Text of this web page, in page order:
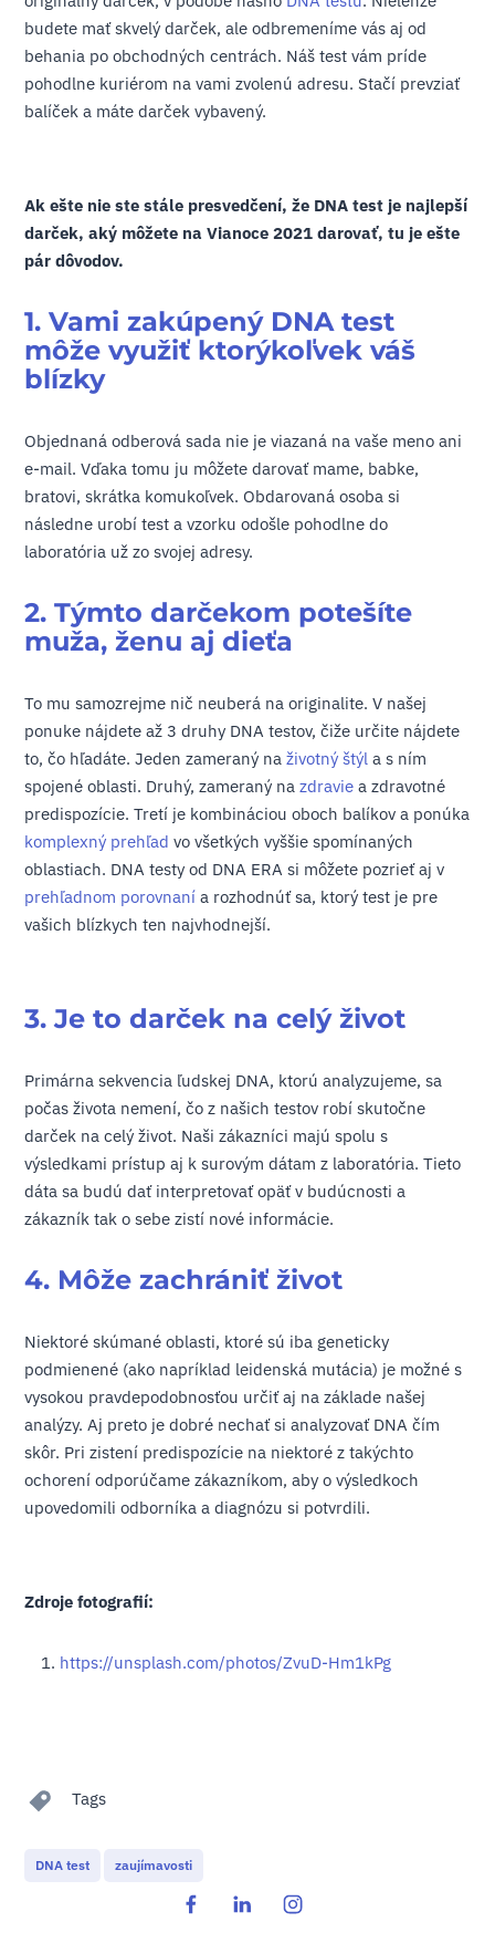
budete mať skvelý darček, ale odbremeníme vás aj od
behania po obchodných centrách. Náš test vám príde
pohodlne kuriérom na vami zvolenú adresu. Stačí prevziať
balíček a máte darček vybavený.
Ak ešte nie ste stále presvedčení, že DNA test je najlepší
darček, aký môžete na Vianoce 2021 darovať, tu je ešte
pár dôvodov.
1. Vami zakúpený DNA test
môže využiť ktorýkoľvek váš
blízky
Objednaná odberová sada nie je viazaná na vaše meno ani
e-mail. Vďaka tomu ju môžete darovať mame, babke,
bratovi, skrátka komukoľvek. Obdarovaná osoba si
následne urobí test a vzorku odošle pohodlne do
laboratória už zo svojej adresy.
2. Týmto darčekom potešíte
muža, ženu aj dieťa
To mu samozrejme nič neuberá na originalite. V našej
ponuke nájdete až 3 druhy DNA testov, čiže určite nájdete
to, čo hľadáte. Jeden zameraný na životný štýl a s ním
spojené oblasti. Druhý, zameraný na zdravie a zdravotné
predispozície. Tretí je kombináciou oboch balíkov a ponúka
komplexný prehľad vo všetkých vyššie spomínaných
oblastiach. DNA testy od DNA ERA si môžete pozrieť aj v
prehľadnom porovnaní a rozhodnúť sa, ktorý test je pre
vašich blízkych ten najvhodnejší.
3. Je to darček na celý život
Primárna sekvencia ľudskej DNA, ktorú analyzujeme, sa
počas života nemení, čo z našich testov robí skutočne
darček na celý život. Naši zákazníci majú spolu s
výsledkami prístup aj k surovým dátam z laboratória. Tieto
dáta sa budú dať interpretovať opäť v budúcnosti a
zákazník tak o sebe zistí nové informácie.
4. Môže zachrániť život
Niektoré skúmané oblasti, ktoré sú iba geneticky
podmienené (ako napríklad leidenská mutácia) je možné s
vysokou pravdepodobnosťou určiť aj na základe našej
analýzy. Aj preto je dobré nechať si analyzovať DNA čím
skôr. Pri zistení predispozície na niektoré z takýchto
ochorení odporúčame zákazníkom, aby o výsledkoch
upovedomili odborníka a diagnózu si potvrdili.
Zdroje fotografií:
https://unsplash.com/photos/ZvuD-Hm1kPg
Tags
DNA test zaujímavosti